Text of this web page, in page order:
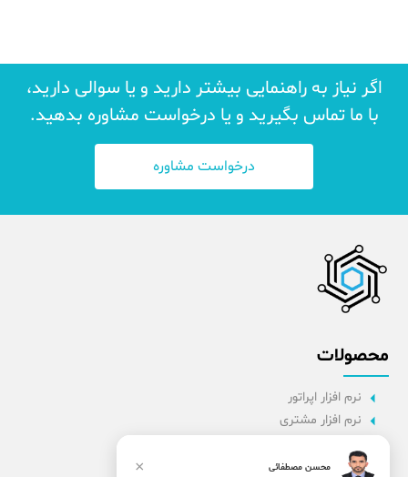
اگر نیاز به راهنمایی بیشتر دارید و یا سوالی دارید،
با ما تماس بگیرید و یا درخواست مشاوره بدهید.
درخواست مشاوره
محصولات
نرم افزار اپراتور
نرم افزار مشتری
نرم افزار راننده
محسن مصطفائی ×